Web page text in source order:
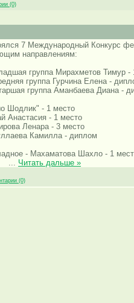
(0)
7 Международный Конкурс
направлениям:
Мирахметов
Елена -
Диана -
Шодлик" - 1 место
- 1 место
- 3 место
- диплом
Шахло - 1
Читать дальше »
(0)